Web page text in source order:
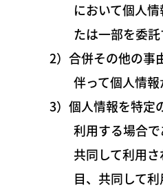
において個人
たは一部を委
2）合併その他の事
伴って個人情
3）個人情報を特定
利用する場合
共同して利用
目、共同して利